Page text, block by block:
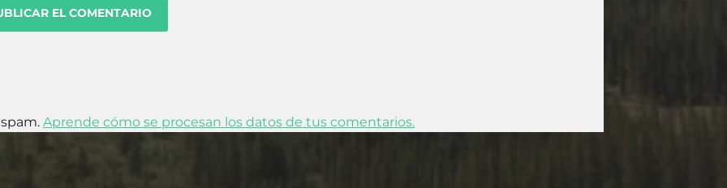
Aprende cómo se procesan los datos de tus comentarios.